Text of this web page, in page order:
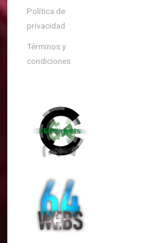
Política de
privacidad
Términos y
condiciones